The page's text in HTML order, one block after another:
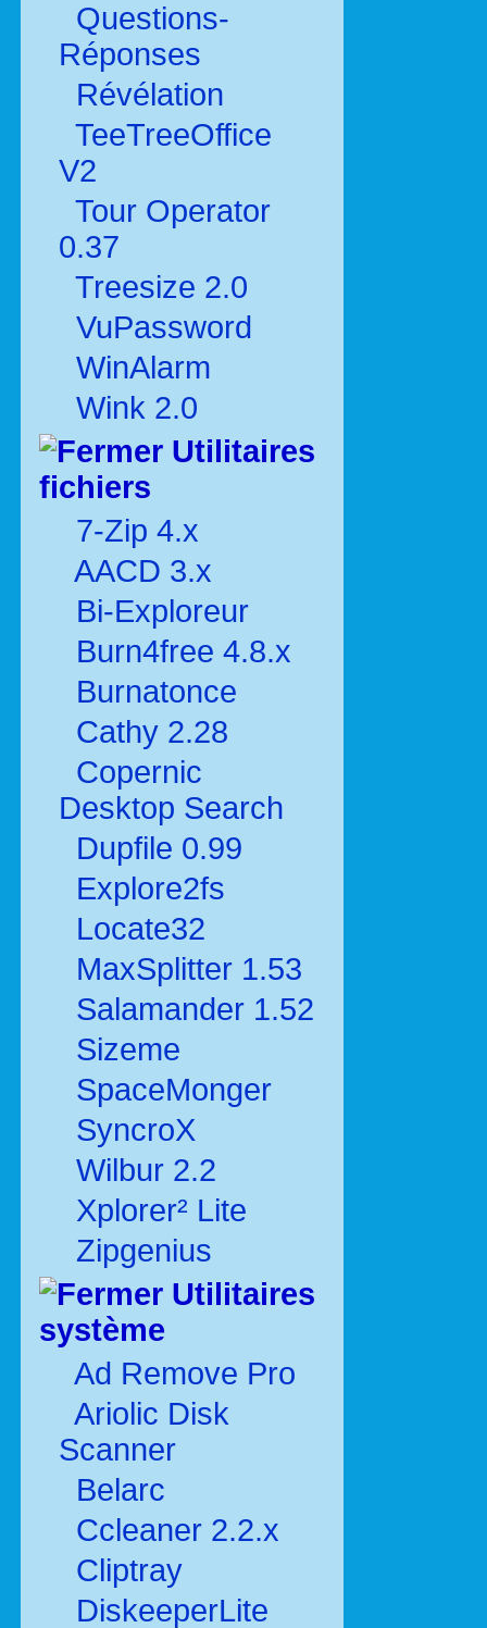
Questions-
Réponses
Révélation
TeeTreeOffice
V2
Tour Operator
0.37
Treesize 2.0
VuPassword
WinAlarm
Wink 2.0
Utilitaires
fichiers
7-Zip 4.x
AACD 3.x
Bi-Exploreur
Burn4free 4.8.x
Burnatonce
Cathy 2.28
Copernic
Desktop Search
Dupfile 0.99
Explore2fs
Locate32
MaxSplitter 1.53
Salamander 1.52
Sizeme
SpaceMonger
SyncroX
Wilbur 2.2
Xplorer² Lite
Zipgenius
Utilitaires
système
Ad Remove Pro
Ariolic Disk
Scanner
Belarc
Ccleaner 2.2.x
Cliptray
DiskeeperLite